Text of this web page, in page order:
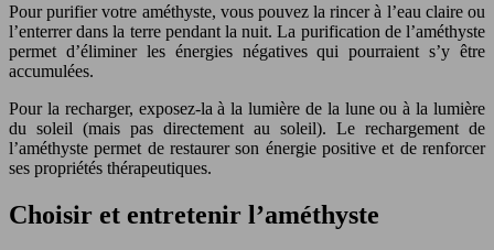
Pour purifier votre améthyste, vous pouvez la rincer à l’eau claire ou
l’enterrer dans la terre pendant la nuit. La purification de l’améthyste
permet d’éliminer les énergies négatives qui pourraient s’y être
accumulées.
Pour la recharger, exposez-la à la lumière de la lune ou à la lumière
du soleil (mais pas directement au soleil). Le rechargement de
l’améthyste permet de restaurer son énergie positive et de renforcer
ses propriétés thérapeutiques.
Choisir et entretenir l’améthyste